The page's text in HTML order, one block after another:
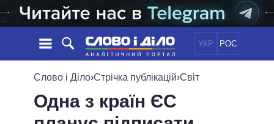
УКР РОС
НОВИНИ
СТРІЧКА
ПОЛІТИКА
ОБIЦЯНКИ
Слово і Діло›Стрічка публікацій›Світ
Одна з країн ЄС